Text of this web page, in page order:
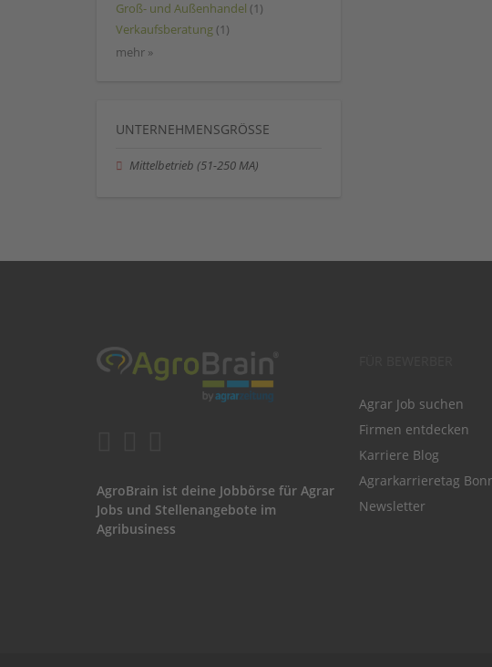
Groß- und Außenhandel (1)
Verkaufsberatung (1)
mehr »
UNTERNEHMENSGRÖSSE
Mittelbetrieb (51-250 MA)
AgroBrain ist deine Jobbörse für Agrar
Jobs und Stellenangebote im
Agribusiness
Agrar Job suchen
Firmen entdecken
Karriere Blog
Agrarkarrieretag
Newsletter